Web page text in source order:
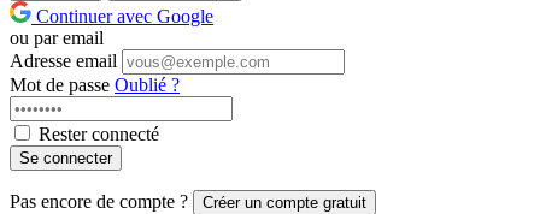
Continuer avec Google
ou par email
Adresse email
Mot de passe Oublié ?
Rester connecté
Se connecter
Pas encore de compte ? Créer un compte gratuit